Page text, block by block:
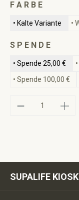
F A R B Eauswählen
• Kalte Variante •
S P E N D E
• Spende 25,00 €
• Spende 100,00 €
Produkt
SUPALIFE KIOSK